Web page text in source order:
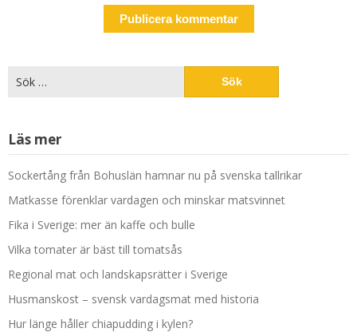
efter:
Läs mer
Sockertång från Bohuslän hamnar nu på svenska tallrikar
Matkasse förenklar vardagen och minskar matsvinnet
Fika i Sverige: mer än kaffe och bulle
Vilka tomater är bäst till tomatsås
Regional mat och landskapsrätter i Sverige
Husmanskost – svensk vardagsmat med historia
Hur länge håller chiapudding i kylen?